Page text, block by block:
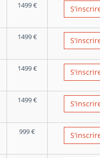
1499€
1499€
1499€
1499€
999€